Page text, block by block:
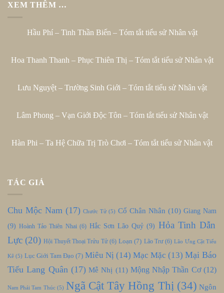
XEM THÊM …
Hầu Phí – Tinh Thần Biến – Tóm tắt tiểu sử Nhân vật
Hoa Thanh Thanh – Phục Thiên Thị – Tóm tắt tiểu sử Nhân vật
Lưu Nguyệt – Trường Sinh Giới – Tóm tắt tiểu sử Nhân vật
Lâm Phong – Vạn Giới Độc Tôn – Tóm tắt tiểu sử Nhân vật
Hàn Phi – Ta Hệ Chữa Trị Trò Chơi – Tóm tắt tiểu sử Nhân vật
TÁC GIẢ
Chu Mộc Nam (17) Chước Tử (5) Cổ Chân Nhân (10) Giang Nam
(9) Hoành Tảo Thiên Nhai(6) Hắc Sơn Lão Quỷ (9) Hỏa Tinh Dẫn
Lực (20) Hội Thuyết Thoại Trửu Tử(6) Loạn (7) Lão Trư(6) Lão Ưng Cật Tiểu
Kê (5) Lục Giới Tam Đạo (7) Miêu Nị (14) Mạc Mặc (13) Mại Báo
Tiểu Lang Quân(17) Mễ Nhị (11) Mộng Nhập Thần Cơ(12)
Nam Phái Tam Thúc(5) Ngã Cật Tây Hồng Thị(34) Ngôn